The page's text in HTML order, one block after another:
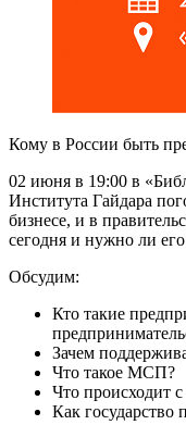
Кому в России быть
02 июня в 19:00 в
Института Гайдара
бизнесе, и в
сегодня и нужно ли
Обсудим:
Кто такие
Зачем
Что такое МСП?
Что происходит
Как государство